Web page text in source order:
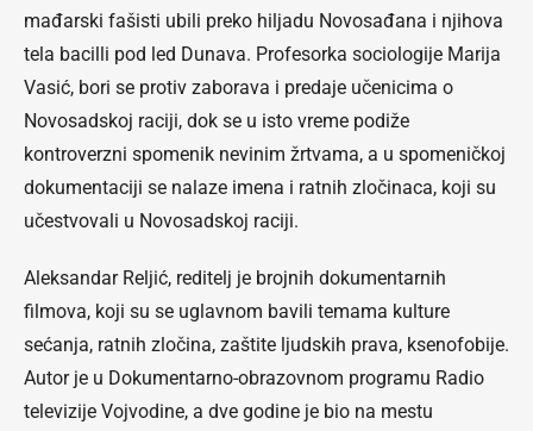
mađarski fašisti ubili preko hiljadu Novosađana i njihova
tela bacilli pod led Dunava. Profesorka sociologije Marija
Vasić, bori se protiv zaborava i predaje učenicima o
Novosadskoj raciji, dok se u isto vreme podiže
kontroverzni spomenik nevinim žrtvama, a u spomeničkoj
dokumentaciji se nalaze imena i ratnih zločinaca, koji su
učestvovali u Novosadskoj raciji.
Aleksandar Reljić, reditelj je brojnih dokumentarnih
filmova, koji su se uglavnom bavili temama kulture
sećanja, ratnih zločina, zaštite ljudskih prava, ksenofobije.
Autor je u Dokumentarno-obrazovnom programu Radio
televizije Vojvodine, a dve godine je bio na mestu